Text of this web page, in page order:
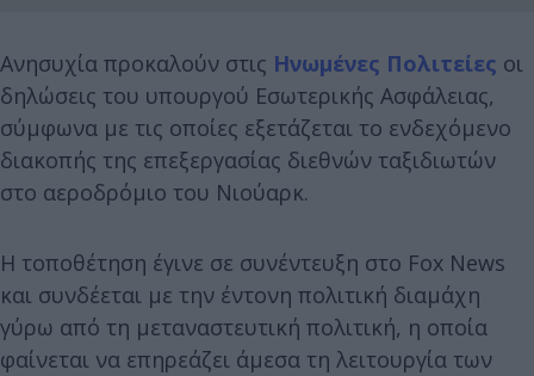
Ανησυχία προκαλούν στις Ηνωμένες Πολιτείες οι
δηλώσεις του υπουργού Εσωτερικής Ασφάλειας,
σύμφωνα με τις οποίες εξετάζεται το ενδεχόμενο
διακοπής της επεξεργασίας διεθνών ταξιδιωτών
στο αεροδρόμιο του Νιούαρκ.
Η τοποθέτηση έγινε σε συνέντευξη στο Fox News
και συνδέεται με την έντονη πολιτική διαμάχη
γύρω από τη μεταναστευτική πολιτική, η οποία
φαίνεται να επηρεάζει άμεσα τη λειτουργία των